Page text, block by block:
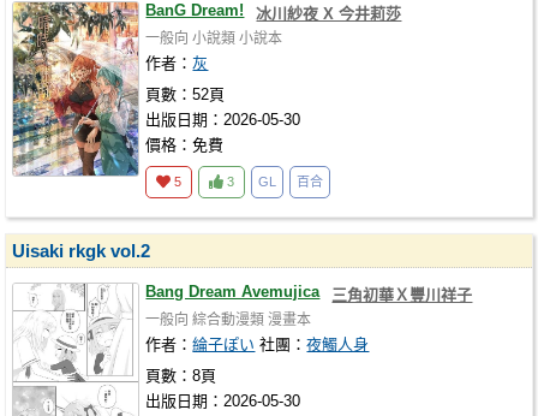
BanG Dream! 冰川紗夜 X 今井莉莎
一般向 小說類 小說本
作者：灰
頁數：52頁
出版日期：2026-05-30
價格：免費
5 3 GL 百合
Uisaki rkgk vol.2
Bang Dream Avemujica 三角初華Ｘ豐川祥子
一般向 綜合動漫類 漫畫本
作者：綸子ぽい 社團：夜觸人身
頁數：8頁
出版日期：2026-05-30